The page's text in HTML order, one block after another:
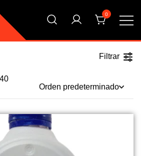
Comercios de la Moto Online
0
Filtrar